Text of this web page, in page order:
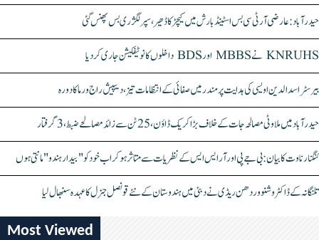
حیدرآباد: عارضی آر ٹی سی بس اسٹینڈ بارش میں کیچڑ کا ڈھیر، سپر لگژری بس پھنس گئی
KNRUHS نے MBBS اور BDS داخلوں کا نوٹیفکیشن جاری کر دیا
بیرسٹر اسدالدین اویسی کی ہدایت پر مندر میں صفائی کے انتظامات تیز، دیپیش راج ورما کا دورہ
حیدرآباد میں ملاوٹی مصالحہ جات کے خلاف بڑا کریک ڈاؤن، 25 ٹن سے زائد مصالحے ضبط، 3 گرفتار
کنگنا رناوت کا بیان: بی جے پی اور آر ایس ایس کے نظریات سے متاثر ہو کر اب خود کو "بیدار ہندو" مانتی ہوں
تلنگانہ کے ڈاکٹر وشنو وردھن ریڈی نے دبئی میں ہندوستان کے نئے قونصل جنرل کا عہدہ سنبھال لیا
Most Viewed